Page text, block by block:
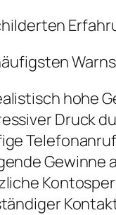
hohe
Druck
Gewinne